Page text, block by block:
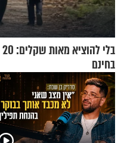
בחינם